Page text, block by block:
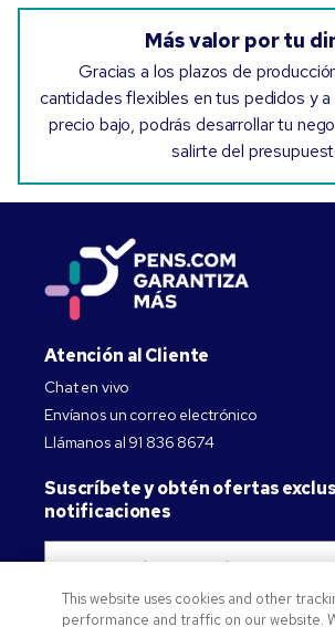
Más valor por tu
Gracias a los plazos de
cantidades flexibles en tus pedidos y
precio bajo, podrás desarrollar tu
salirte del
Atención al Cliente
Chat en vivo
Envíanos un correo electrónico
Llámanos al 91 836 8674
Suscríbete y obtén ofertas
notificaciones
Política de privacidad
This website uses cookies and other
performance and traffic on our website.